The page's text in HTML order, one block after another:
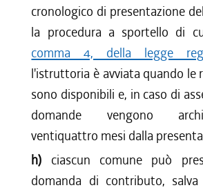
cronologico di presentazione
la procedura a sportello di
comma 4, della legge
l'istruttoria è avviata quando le
sono disponibili e, in caso di
domande vengono
ventiquattro mesi dalla
h) ciascun comune può
domanda di contributo,